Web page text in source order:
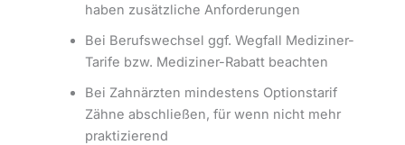
haben zusätzliche Anforderungen
Bei Berufswechsel ggf. Wegfall Mediziner-
Tarife bzw. Mediziner-Rabatt beachten
Bei Zahnärzten mindestens Optionstarif
Zähne abschließen, für wenn nicht mehr
praktizierend